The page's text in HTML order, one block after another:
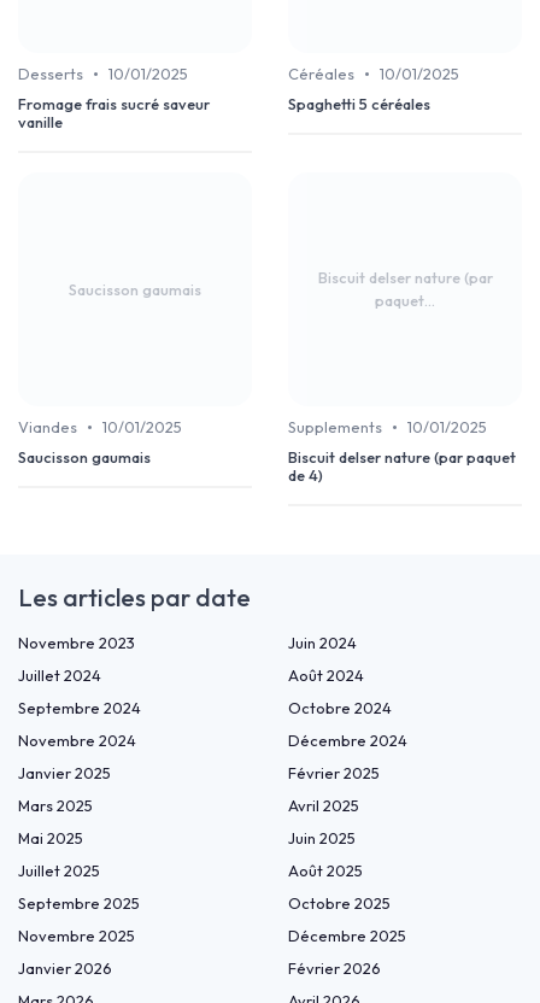
Desserts • 10/01/2025
Fromage frais sucré saveur
vanille
Céréales • 10/01/2025
Spaghetti 5 céréales
Saucisson gaumais
Viandes • 10/01/2025
Saucisson gaumais
Biscuit delser nature (par
paquet...
Supplements • 10/01/2025
Biscuit delser nature (par paquet
de 4)
Les articles par date
Novembre 2023
Juin 2024
Juillet 2024
Août 2024
Septembre 2024
Octobre 2024
Novembre 2024
Décembre 2024
Janvier 2025
Février 2025
Mars 2025
Avril 2025
Mai 2025
Juin 2025
Juillet 2025
Août 2025
Septembre 2025
Octobre 2025
Novembre 2025
Décembre 2025
Janvier 2026
Février 2026